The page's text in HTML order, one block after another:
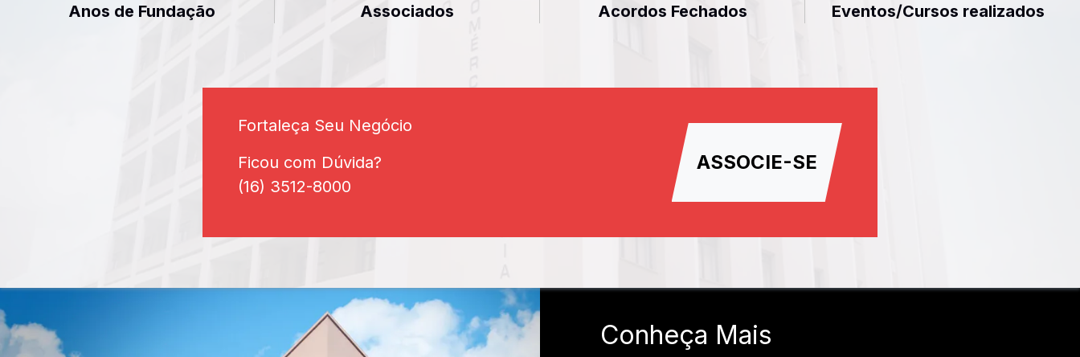
Anos de Fundação Associados Acordos Fechados Eventos/Cursos realizados
Fortaleça Seu Negócio
Ficou com Dúvida?
(16) 3512-8000
ASSOCIE-SE
Conheça Mais